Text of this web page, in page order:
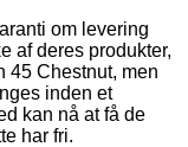
om levering
af deres produkter,
45 Chestnut, men
inden et
kan nå at få de
har fri.